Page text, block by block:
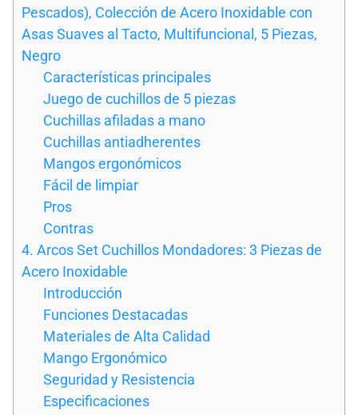
Pescados), Colección de Acero Inoxidable con
Asas Suaves al Tacto, Multifuncional, 5 Piezas,
Negro
Características principales
Juego de cuchillos de 5 piezas
Cuchillas afiladas a mano
Cuchillas antiadherentes
Mangos ergonómicos
Fácil de limpiar
Pros
Contras
4. Arcos Set Cuchillos Mondadores: 3 Piezas de
Acero Inoxidable
Introducción
Funciones Destacadas
Materiales de Alta Calidad
Mango Ergonómico
Seguridad y Resistencia
Especificaciones